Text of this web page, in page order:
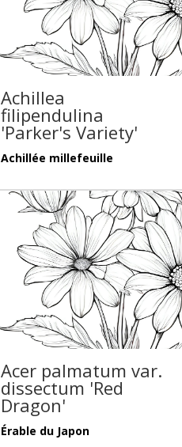
Achillea
filipendulina
'Parker's Variety'
Achillée millefeuille
Acer palmatum var.
dissectum 'Red
Dragon'
Érable du Japon